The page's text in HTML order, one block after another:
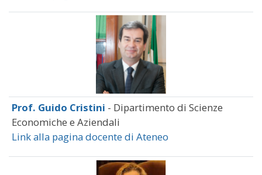
Prof. Guido Cristini - Dipartimento di Scienze
Economiche e Aziendali
Link alla pagina docente di Ateneo